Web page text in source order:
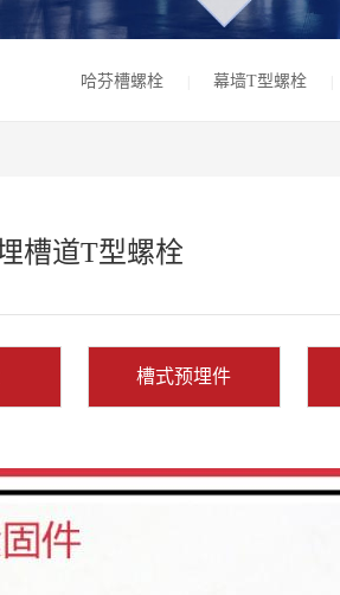
哈芬槽螺栓 幕墙T型螺栓
槽道T型螺栓
槽式预埋件